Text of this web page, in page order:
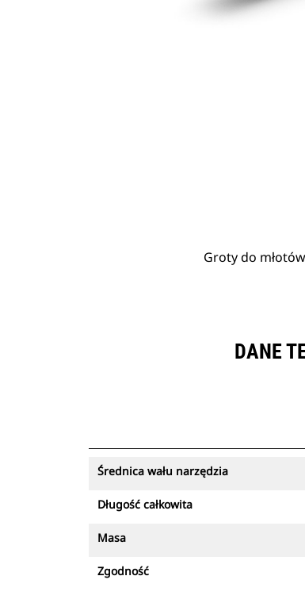
Groty do
DANE
Średnica wału narzędzia
Długość całkowita
Masa
Zgodność